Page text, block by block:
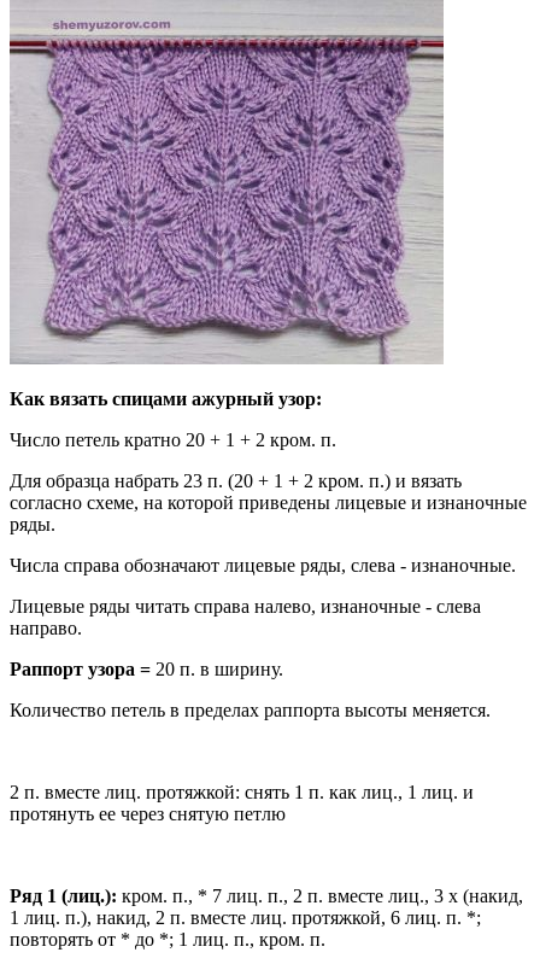
Как вязать спицами ажурный узор:
Число петель кратно 20 + 1 + 2 кром. п.
Для образца набрать 23 п. (20 + 1 + 2 кром. п.) и вязать
согласно схеме, на которой приведены лицевые и изнаночные
ряды.
Числа справа обозначают лицевые ряды, слева - изнаночные.
Лицевые ряды читать справа налево, изнаночные - слева
направо.
Раппорт узора = 20 п. в ширину.
Количество петель в пределах раппорта высоты меняется.
2 п. вместе лиц. протяжкой: снять 1 п. как лиц., 1 лиц. и
протянуть ее через снятую петлю
Ряд 1 (лиц.): кром. п., * 7 лиц. п., 2 п. вместе лиц., 3 х (накид,
1 лиц. п.), накид, 2 п. вместе лиц. протяжкой, 6 лиц. п. *;
повторять от * до *; 1 лиц. п., кром. п.